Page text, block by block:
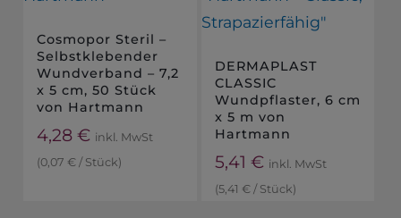
Cosmopor Steril –
Selbstklebender
Wundverband – 7,2
x 5 cm, 50 Stück
von Hartmann
4,28€ inkl. MwSt
(0,07 € / Stück)
DERMAPLAST
CLASSIC
Wundpflaster, 6 cm
x 5 m von
Hartmann
5,41 € inkl. MwSt
(5,41 €/ Stück)